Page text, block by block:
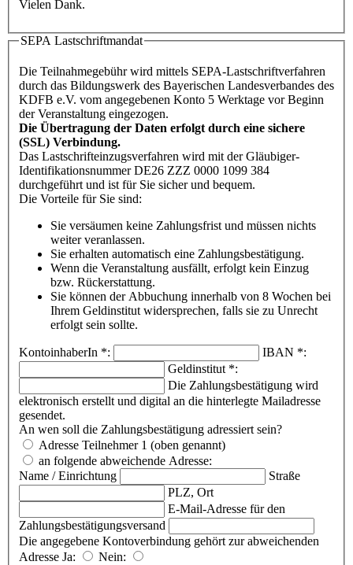
Vielen Dank.
SEPA Lastschriftmandat
Die Teilnahmegebühr wird mittels SEPA-Lastschriftverfahren
durch das Bildungswerk des Bayerischen Landesverbandes des
KDFB e.V. vom angegebenen Konto 5 Werktage vor Beginn
der Veranstaltung eingezogen.
Die Übertragung der Daten erfolgt durch eine sichere
(SSL) Verbindung.
Das Lastschrifteinzugsverfahren wird mit der Gläubiger-
Identifikationsnummer DE26 ZZZ 0000 1099 384
durchgeführt und ist für Sie sicher und bequem.
Die Vorteile für Sie sind:
Sie versäumen keine Zahlungsfrist und müssen nichts
weiter veranlassen.
Sie erhalten automatisch eine Zahlungsbestätigung.
Wenn die Veranstaltung ausfällt, erfolgt kein Einzug
bzw. Rückerstattung.
Sie können der Abbuchung innerhalb von 8 Wochen bei
Ihrem Geldinstitut widersprechen, falls sie zu Unrecht
erfolgt sein sollte.
KontoinhaberIn *: IBAN *:
Geldinstitut *:
Die Zahlungsbestätigung wird
elektronisch erstellt und digital an die hinterlegte Mailadresse
gesendet.
An wen soll die Zahlungsbestätigung adressiert sein?
Adresse Teilnehmer 1 (oben genannt)
an folgende abweichende Adresse:
Name / Einrichtung
Straße
PLZ, Ort
E-Mail-Adresse für den
Zahlungsbestätigungsversand
Die angegebene Kontoverbindung gehört zur abweichenden
Adresse Ja: Nein: